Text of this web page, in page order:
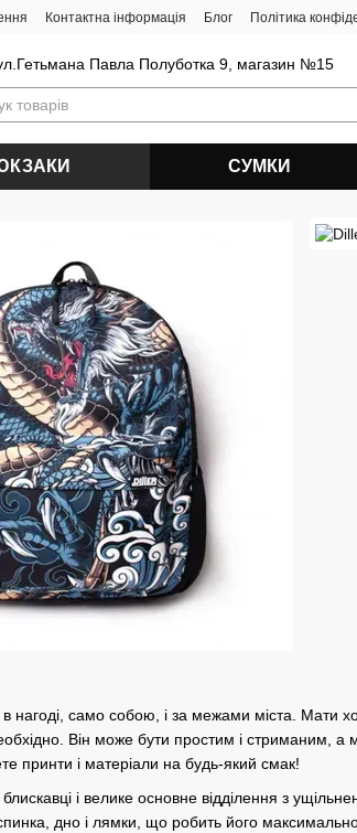
Контактна інформація Блог Політика
Павла Полуботка 9, магазин №15
СУМКИ
нагоді, само собою, і за межами міста. Мати
Він може бути простим і стриманим, а
принти і матеріали на будь-який смак!
і велике основне відділення з
дно і лямки, що робить його